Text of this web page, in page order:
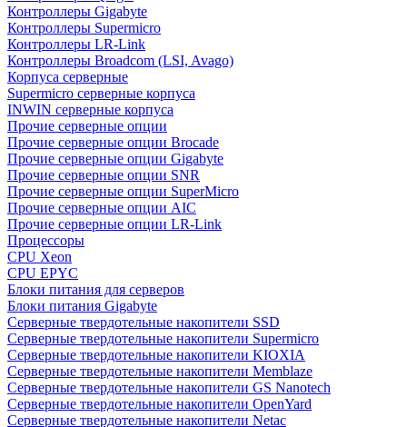
Контроллеры Gigabyte
Контроллеры Supermicro
Контроллеры LR-Link
Контроллеры Broadcom (LSI, Avago)
Корпуса серверные
Supermicro серверные корпуса
INWIN серверные корпуса
Прочие серверные опции
Прочие серверные опции Brocade
Прочие серверные опции Gigabyte
Прочие серверные опции SNR
Прочие серверные опции SuperMicro
Прочие серверные опции AIC
Прочие серверные опции LR-Link
Процессоры
CPU Xeon
CPU EPYC
Блоки питания для серверов
Блоки питания Gigabyte
Серверные твердотельные накопители SSD
Cерверные твердотельные накопители Supermicro
Cерверные твердотельные накопители KIOXIA
Cерверные твердотельные накопители Memblaze
Cерверные твердотельные накопители GS Nanotech
Серверные твердотельные накопители OpenYard
Серверные твердотельные накопители Netac